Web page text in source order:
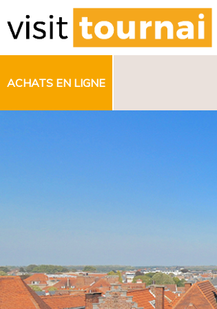
ACHATS EN LIGNE